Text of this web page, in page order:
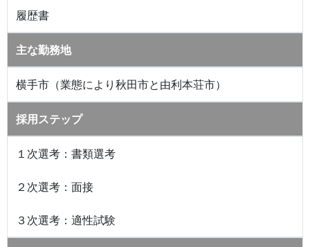
履歴書
主な勤務地
横手市（業態により秋田市と由利本荘市）
採用ステップ
１次選考：書類選考
２次選考：面接
３次選考：適性試験